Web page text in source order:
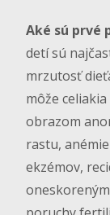
Aké sú prvé
detí sú
mrzutosť
môže
obrazom
rastu,
ekzémov,